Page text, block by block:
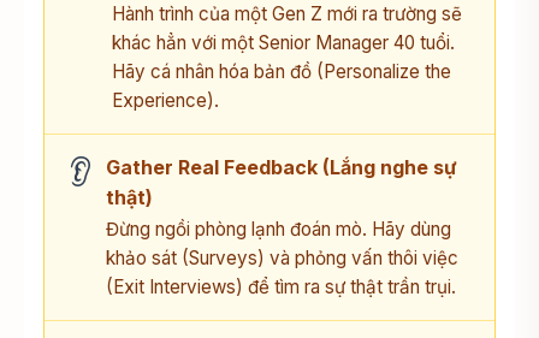
Hành trình của một Gen Z mới ra trường sẽ
khác hẳn với một Senior Manager 40 tuổi.
Hãy cá nhân hóa bản đồ (Personalize the
Experience).
👂
Gather Real Feedback (Lắng nghe sự
thật)
Đừng ngồi phòng lạnh đoán mò. Hãy dùng
khảo sát (Surveys) và phỏng vấn thôi việc
(Exit Interviews) để tìm ra sự thật trần trụi.